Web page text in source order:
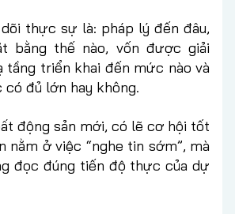
thực sự là: pháp lý đến đâu,
bằng thế nào, vốn được giải
tầng triển khai đến mức nào và
đủ lớn hay không.
động sản mới, có lẽ cơ hội tốt
nằm ở việc “nghe tin sớm”, mà
đọc đúng tiến độ thực của dự